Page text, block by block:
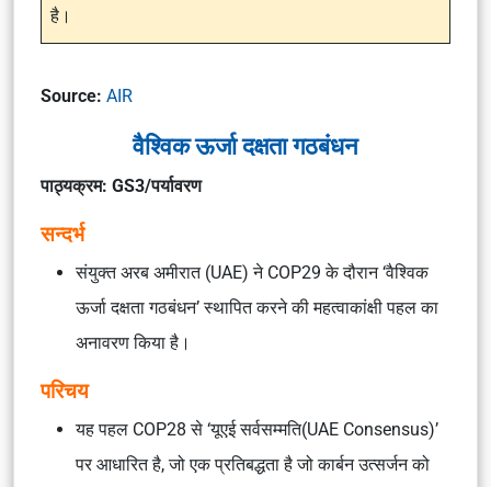
है।
Source: AIR
वैश्विक ऊर्जा दक्षता गठबंधन
पाठ्यक्रम: GS3/पर्यावरण
सन्दर्भ
संयुक्त अरब अमीरात (UAE) ने COP29 के दौरान ‘वैश्विक
ऊर्जा दक्षता गठबंधन’ स्थापित करने की महत्वाकांक्षी पहल का
अनावरण किया है।
परिचय
यह पहल COP28 से ‘यूएई सर्वसम्मति(UAE Consensus)’
पर आधारित है, जो एक प्रतिबद्धता है जो कार्बन उत्सर्जन को